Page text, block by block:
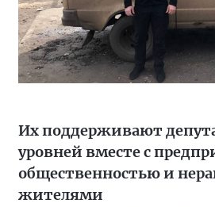
Их поддерживают
уровней вместе с
общественностью и
жителями